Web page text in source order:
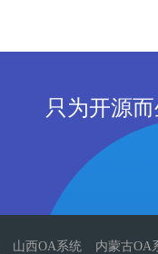
只为开源
山西OA系统
内蒙古OA